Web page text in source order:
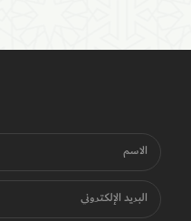
الاسم
البريد الإلكتروني